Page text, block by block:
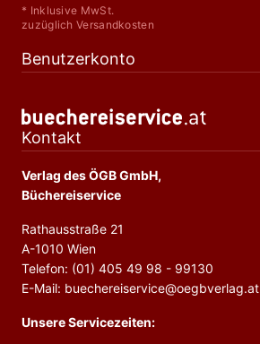
* Inklusive MwSt.
zuzüglich Versandkosten
Benutzerkonto
Kontakt
Verlag des ÖGB GmbH,
Büchereiservice
Rathausstraße 21
A-1010 Wien
Telefon: (01) 405 49 98 - 99130
E-Mail: buechereiservice@oegbverlag.at
Unsere Servicezeiten: